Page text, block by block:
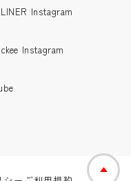
Instagram
Instagram